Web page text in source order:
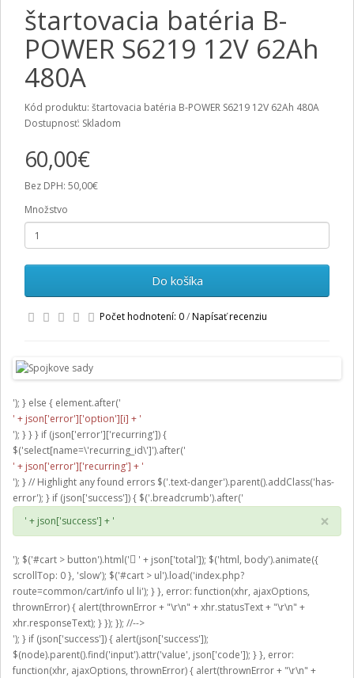
štartovacia batéria B-
POWER S6219 12V 62Ah
480A
Kód produktu: štartovacia batéria B-POWER S6219 12V 62Ah 480A
Dostupnosť: Skladom
60,00€
Bez DPH: 50,00€
Množstvo
Do košíka
Počet hodnotení: 0/Napísať recenziu
'); } else { element.after('
' + json['error']['option'][i] + '
'); } } } if (json['error']['recurring']) {
$('select[name=\'recurring_id\']').after('
' + json['error']['recurring'] + '
'); } // Highlight any found errors $('.text-danger').parent().addClass('has-
error'); } if (json['success']) { $('.breadcrumb').after('
' + json['success'] + '
×
'); $('#cart > button').html('
' + json['total']); $('html, body').animate({
scrollTop: 0 }, 'slow'); $('#cart > ul').load('index.php?
route=common/cart/info ul li'); } }, error: function(xhr, ajaxOptions,
thrownError) { alert(thrownError + "\r\n" + xhr.statusText + "\r\n" +
xhr.responseText); } }); }); //-->
'); } if (json['success']) { alert(json['success']);
$(node).parent().find('input').attr('value', json['code']); } }, error:
function(xhr, ajaxOptions, thrownError) { alert(thrownError + "\r\n" +